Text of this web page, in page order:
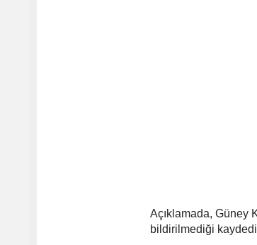
Açıklamada, Güney
bildirilmediği